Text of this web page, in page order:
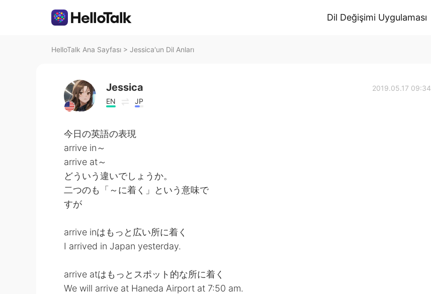
Dil Değişimi Uygulaması
HelloTalk Ana Sayfası > Jessica'un Dil Anları
Jessica
EN JP
2019.05.17 09:34
今日の英語の表現
arrive in～
arrive at～
どういう違いでしょうか。
二つのも「～に着く」という意味で
すが
arrive inはもっと広い所に着く
I arrived in Japan yesterday.
arrive atはもっとスポット的な所に着く
We will arrive at Haneda Airport at 7:50 am.